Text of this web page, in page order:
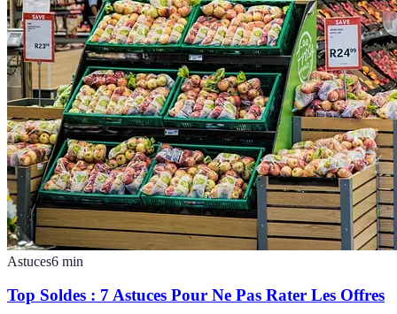
Astuces6 min
Top Soldes : 7 Astuces Pour Ne Pas Rater Les Offres